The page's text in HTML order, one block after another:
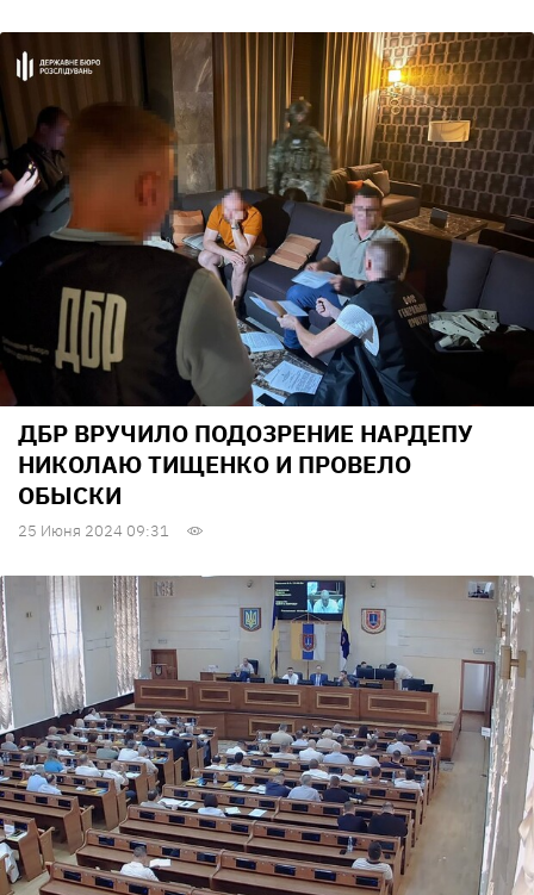
ДБР ВРУЧИЛО ПОДОЗРЕНИЕ НАРДЕПУ
НИКОЛАЮ ТИЩЕНКО И ПРОВЕЛО
ОБЫСКИ
25 Июня 2024 09:31